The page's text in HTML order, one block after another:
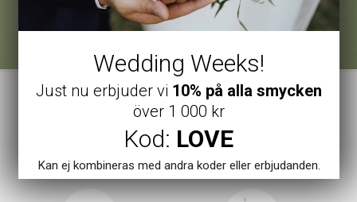
Halsband
Wedding Weeks!
Just nu erbjuder vi 10% på alla smycken
över 1 000 kr
Kod: LOVE
Kan ej kombineras med andra koder eller erbjudanden.